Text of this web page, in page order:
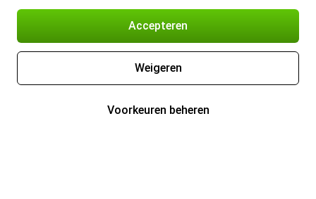
Accepteren
Weigeren
Voorkeuren beheren